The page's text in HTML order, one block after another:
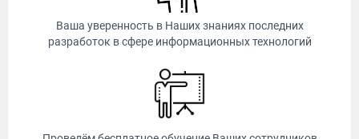
Ваша уверенность в Наших знаниях последних
разработок в сфере информационных технологий